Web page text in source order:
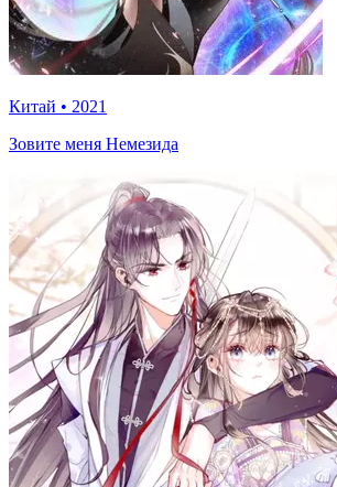
Китай • 2021
Зовите меня Немезида